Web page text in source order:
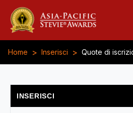
Home > Inserisci > Quote di
INSERISCI